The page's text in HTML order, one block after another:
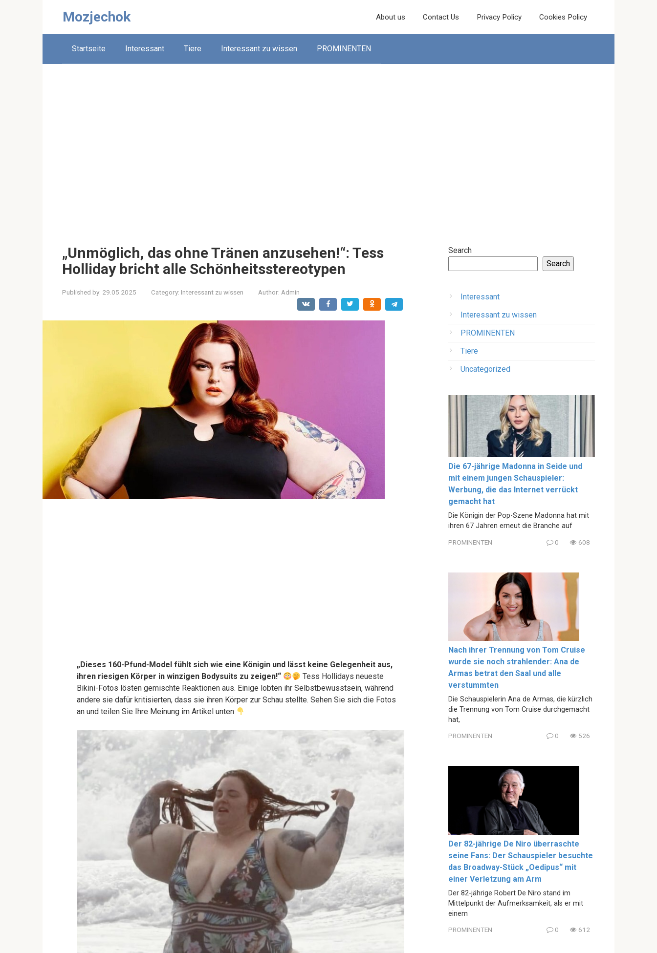
Mozjechok About us Contact Us Privacy Policy Cookies Policy
Startseite Interessant Tiere Interessant zu wissen PROMINENTEN
„Unmöglich, das ohne Tränen anzusehen!“: Tess
Holliday bricht alle Schönheitsstereotypen
Published by: 29.05.2025 Category: Interessant zu wissen Author: Admin
„Dieses 160-Pfund-Model fühlt sich wie eine Königin und lässt keine Gelegenheit aus,
ihren riesigen Körper in winzigen Bodysuits zu zeigen!“
Tess Hollidays neueste
Bikini-Fotos lösten gemischte Reaktionen aus. Einige lobten ihr Selbstbewusstsein, während
andere sie dafür kritisierten, dass sie ihren Körper zur Schau stellte. Sehen Sie sich die Fotos
an und teilen Sie Ihre Meinung im Artikel unten
Search
Search
Interessant
Interessant zu wissen
PROMINENTEN
Tiere
Uncategorized
Die 67-jährige Madonna in Seide und
mit einem jungen Schauspieler:
Werbung, die das Internet verrückt
gemacht hat
Die Königin der Pop-Szene Madonna hat mit
ihren 67 Jahren erneut die Branche auf
PROMINENTEN 0 608
Nach ihrer Trennung von Tom Cruise
wurde sie noch strahlender: Ana de
Armas betrat den Saal und alle
verstummten
Die Schauspielerin Ana de Armas, die kürzlich
die Trennung von Tom Cruise durchgemacht
hat,
PROMINENTEN 0 526
Der 82-jährige De Niro überraschte
seine Fans: Der Schauspieler besuchte
das Broadway-Stück „Oedipus“ mit
einer Verletzung am Arm
Der 82-jährige Robert De Niro stand im
Mittelpunkt der Aufmerksamkeit, als er mit
einem
PROMINENTEN 0 612